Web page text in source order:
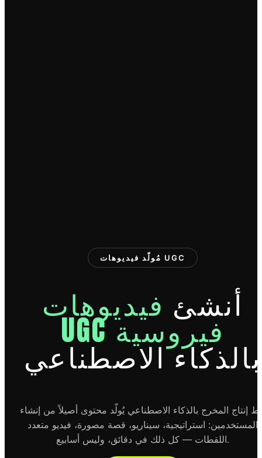
مُولّد فيديوهات UGC
أنشئ فيديوهات
UGC فيروسية
بالذكاء الاصطناعي
إنتاج المخرج بالذكاء الاصطناعي يُولّد محتوى أصيلاً من إنشاء
المستخدمين: استراتيجية، سيناريو، قصة مصورة، فيديو متعدد
اللقطات — كل ذلك في دقائق، وليس أسابيع.